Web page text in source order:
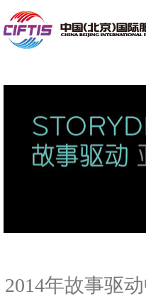
2014年故事驱